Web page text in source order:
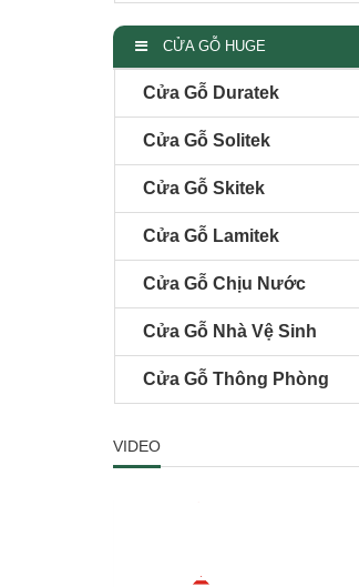
CỬA GỖ HUGE
Cửa Gỗ Duratek
Cửa Gỗ Solitek
Cửa Gỗ Skitek
Cửa Gỗ Lamitek
Cửa Gỗ Chịu Nước
Cửa Gỗ Nhà Vệ Sinh
Cửa Gỗ Thông Phòng
VIDEO